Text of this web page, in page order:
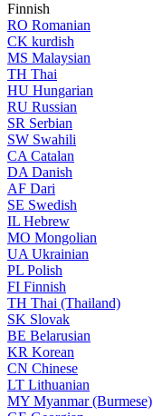
Finnish
RO Romanian
CK kurdish
MS Malaysian
TH Thai
HU Hungarian
RU Russian
SR Serbian
SW Swahili
CA Catalan
DA Danish
AF Dari
SE Swedish
IL Hebrew
MO Mongolian
UA Ukrainian
PL Polish
FI Finnish
TH Thai (Thailand)
SK Slovak
BE Belarusian
KR Korean
CN Chinese
LT Lithuanian
MY Myanmar (Burmese)